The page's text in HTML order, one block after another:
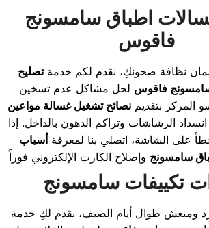
اطباق سامسونج
فاقوس
نظافة صحونكِ، نقدم لكم خدمةتصليح
فاقوس لحل مشاكل عدم تسخين
المركز بتقديمنصائح تشغيل غسالة مواعين
الرشاشات وتراكم الدهون بالداخل. إذا
على الشاشة، اتصلي بنا لمعرفة أسباب
سامسونج
تكييفات سامسونج
ومنعش طوال أيام الصيف، نقدم لكِ خدمة